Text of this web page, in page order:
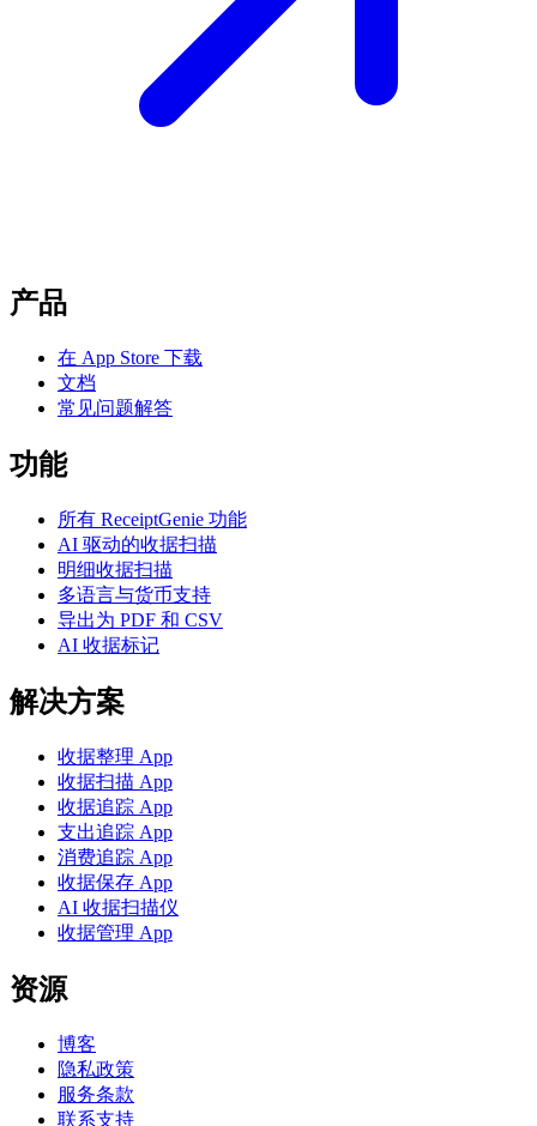
产品
在 App Store 下载
文档
常见问题解答
功能
所有 ReceiptGenie 功能
AI 驱动的收据扫描
明细收据扫描
多语言与货币支持
导出为 PDF 和 CSV
AI 收据标记
解决方案
收据整理 App
收据扫描 App
收据追踪 App
支出追踪 App
消费追踪 App
收据保存 App
AI 收据扫描仪
收据管理 App
资源
博客
隐私政策
服务条款
联系支持